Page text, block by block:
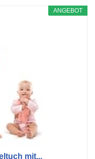
ANGEBOT
mit...